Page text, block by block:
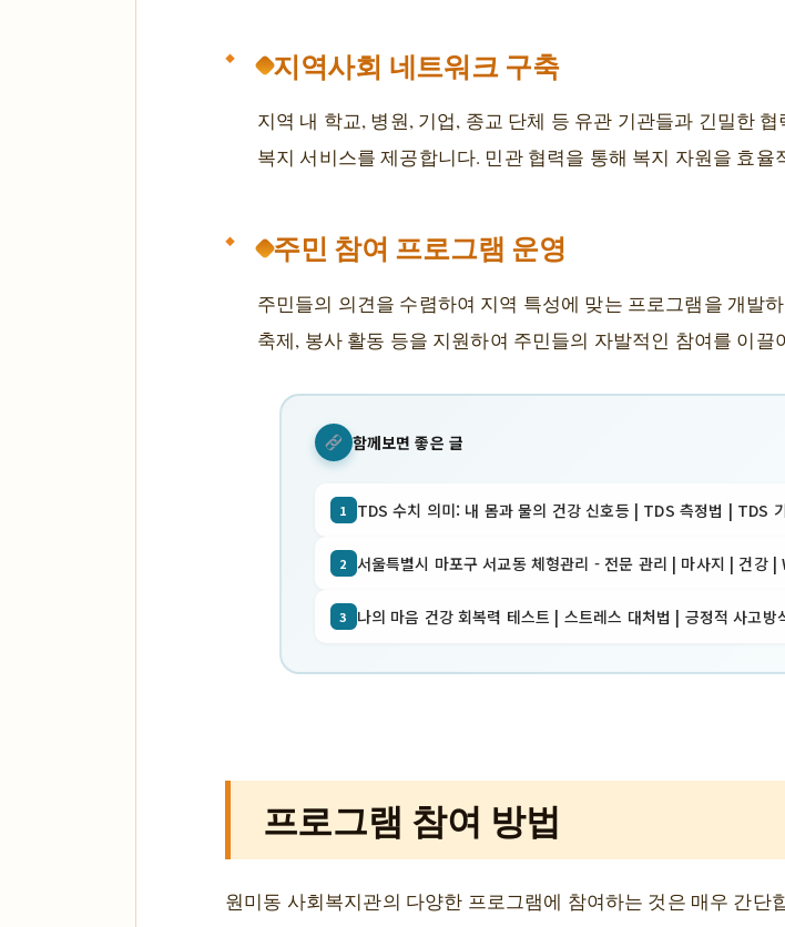
지역사회 네트워크 구축
지역 내 학교, 병원, 기업, 종교 단체 등 유관 기관들과 긴밀한
복지 서비스를 제공합니다. 민관 협력을 통해 복지 자원을 효
주민 참여 프로그램 운영
주민들의 의견을 수렴하여 지역 특성에 맞는 프로그램을 개발
축제, 봉사 활동 등을 지원하여 주민들의 자발적인 참여를 이
함께보면 좋은 글
1 TDS 수치 의미: 내 몸과 물의 건강 신호등 | TDS 측정법 | TDS
2 서울특별시 마포구 서교동 체형관리 - 전문 관리 | 마사지 | 건강
3 나의 마음 건강 회복력 테스트 | 스트레스 대처법 | 긍정적 사고방
프로그램 참여 방법
원미동 사회복지관의 다양한 프로그램에 참여하는 것은 매우 간단